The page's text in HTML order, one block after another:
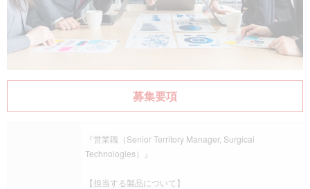
募集要項
『営業職（Senior Territory Manager, Surgical
Technologies）』
【担当する製品について】